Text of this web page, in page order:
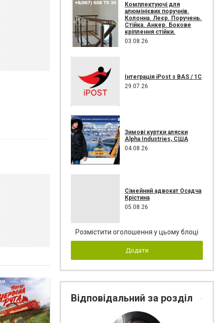
Комплектуючі для
алюмінієвих поручнів.
Колонна. Леєр. Поручень.
Стійка. Анкер. Бокове
кріплення стійки.
03.08.26
Інтеграція iPost з BAS / 1C
29.07.26
Зимові куртки аляски
Alpha Industries, США
04.08.26
Сімейний адвокат Осадча
Крістина
05.08.26
Розмістити оголошення у цьому блоці
Додати
Відповідальний за розділ